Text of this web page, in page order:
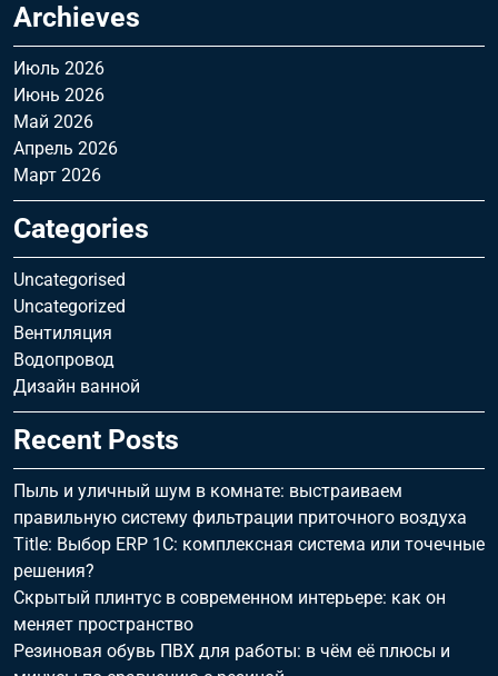
Archieves
Июль 2026
Июнь 2026
Май 2026
Апрель 2026
Март 2026
Categories
Uncategorised
Uncategorized
Вентиляция
Водопровод
Дизайн ванной
Recent Posts
Пыль и уличный шум в комнате: выстраиваем
правильную систему фильтрации приточного воздуха
Title: Выбор ERP 1С: комплексная система или точечные
решения?
Скрытый плинтус в современном интерьере: как он
меняет пространство
Резиновая обувь ПВХ для работы: в чём её плюсы и